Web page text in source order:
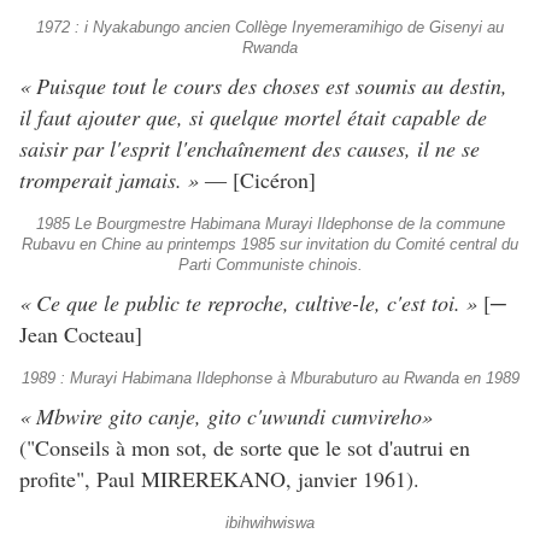
1972 : i Nyakabungo ancien Collège Inyemeramihigo de Gisenyi au
Rwanda
« Puisque tout le cours des choses est soumis au destin,
il faut ajouter que, si quelque mortel était capable de
saisir par l'esprit l'enchaînement des causes, il ne se
tromperait jamais. » ― [Cicéron]
1985 Le Bourgmestre Habimana Murayi Ildephonse de la commune
Rubavu en Chine au printemps 1985 sur invitation du Comité central du
Parti Communiste chinois.
« Ce que le public te reproche, cultive-le, c'est toi. » [─
Jean Cocteau]
1989 : Murayi Habimana Ildephonse à Mburabuturo au Rwanda en 1989
« Mbwire gito canje, gito c'uwundi cumvireho»
("Conseils à mon sot, de sorte que le sot d'autrui en
profite", Paul MIREREKANO, janvier 1961).
ibihwihwiswa